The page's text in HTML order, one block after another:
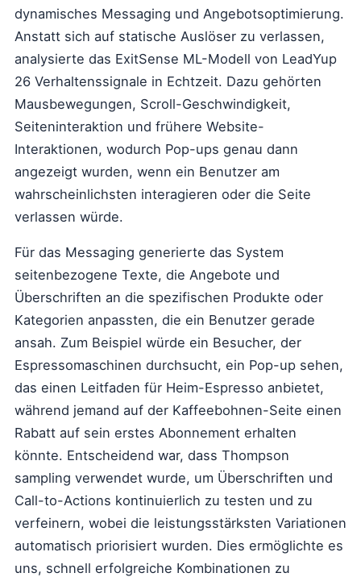
dynamisches Messaging und Angebotsoptimierung.
Anstatt sich auf statische Auslöser zu verlassen,
analysierte das ExitSense ML-Modell von LeadYup
26 Verhaltenssignale in Echtzeit. Dazu gehörten
Mausbewegungen, Scroll-Geschwindigkeit,
Seiteninteraktion und frühere Website-
Interaktionen, wodurch Pop-ups genau dann
angezeigt wurden, wenn ein Benutzer am
wahrscheinlichsten interagieren oder die Seite
verlassen würde.
Für das Messaging generierte das System
seitenbezogene Texte, die Angebote und
Überschriften an die spezifischen Produkte oder
Kategorien anpassten, die ein Benutzer gerade
ansah. Zum Beispiel würde ein Besucher, der
Espressomaschinen durchsucht, ein Pop-up sehen,
das einen Leitfaden für Heim-Espresso anbietet,
während jemand auf der Kaffeebohnen-Seite einen
Rabatt auf sein erstes Abonnement erhalten
könnte. Entscheidend war, dass Thompson
sampling verwendet wurde, um Überschriften und
Call-to-Actions kontinuierlich zu testen und zu
verfeinern, wobei die leistungsstärksten Variationen
automatisch priorisiert wurden. Dies ermöglichte es
uns, schnell erfolgreiche Kombinationen zu